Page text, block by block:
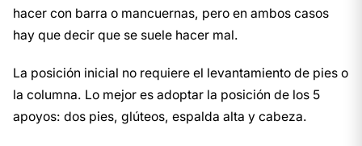
hacer con barra o mancuernas, pero en ambos casos
hay que decir que se suele hacer mal.
La posición inicial no requiere el levantamiento de pies o
la columna. Lo mejor es adoptar la posición de los 5
apoyos: dos pies, glúteos, espalda alta y cabeza.